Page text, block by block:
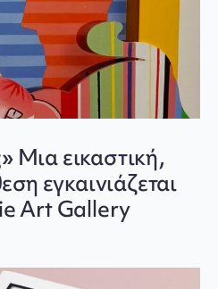
Μια εικαστική,
εγκαινιάζεται
Art Gallery